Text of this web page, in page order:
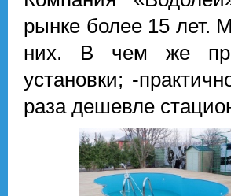
рынке более 15 лет.
них. В чем же
установки; -
раза дешевле